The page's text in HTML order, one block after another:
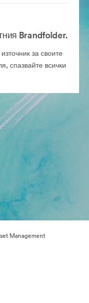
Brandfolder.
за своите
спазвайте всички
Management